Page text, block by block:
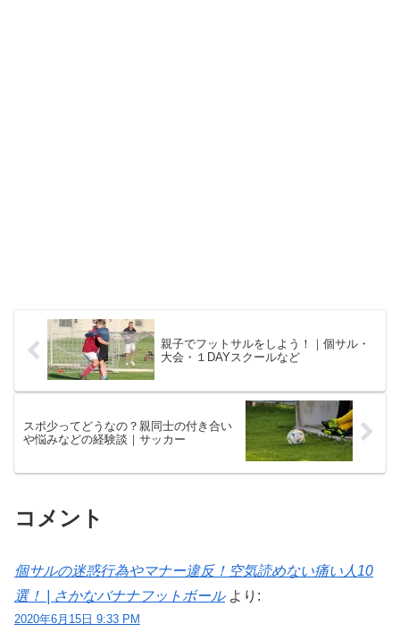
親子でフットサルをしよう！｜個サル・
大会・１DAYスクールなど
スポ少ってどうなの？親同士の付き合い
や悩みなどの経験談｜サッカー
コメント
個サルの迷惑行為やマナー違反！空気読めない痛い人10
選！ | さかなバナナフットボール より:
2020年6月15日 9:33 PM